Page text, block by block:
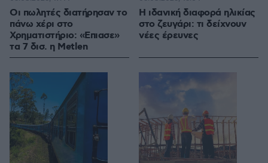
Οι πωλητές διατήρησαν το
πάνω χέρι στο
Χρηματιστήριο: «Επιασε»
τα 7 δισ. η Metlen
Η ιδανική διαφορά ηλικίας
στο ζευγάρι: τι δείχνουν
νέες έρευνες